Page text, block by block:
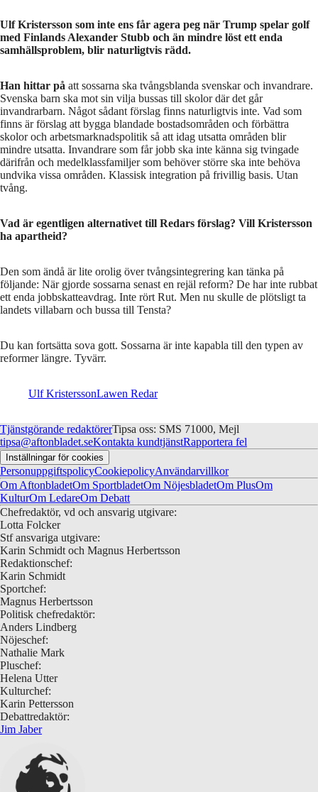
Ulf Kristersson som inte ens får agera peg när Trump spelar golf
med Finlands Alexander Stubb och än mindre löst ett enda
samhällsproblem, blir naturligtvis rädd.
Han hittar på att sossarna ska tvångsblanda svenskar och invandrare.
Svenska barn ska mot sin vilja bussas till skolor där det går
invandrarbarn. Något sådant förslag finns naturligtvis inte. Vad som
finns är förslag att bygga blandade bostadsområden och förbättra
skolor och arbetsmarknadspolitik så att idag utsatta områden blir
mindre utsatta. Invandrare som får jobb ska inte känna sig tvingade
därifrån och medelklassfamiljer som behöver större ska inte behöva
undvika vissa områden. Klassisk integration på frivillig basis. Utan
tvång.
Vad är egentligen alternativet till Redars förslag? Vill Kristersson
ha apartheid?
Den som ändå är lite orolig över tvångsintegrering kan tänka på
följande: När gjorde sossarna senast en rejäl reform? De har inte rubbat
ett enda jobbskatteavdrag. Inte rört Rut. Men nu skulle de plötsligt ta
landets villabarn och bussa till Tensta?
Du kan fortsätta sova gott. Sossarna är inte kapabla till den typen av
reformer längre. Tyvärr.
Ulf KristerssonLawen Redar
Tjänstgörande redaktörerTipsa oss: SMS 71000, Mejl
tipsa@aftonbladet.seKontakta kundtjänstRapportera fel
Inställningar för cookies
PersonuppgiftspolicyCookiepolicyAnvändarvillkor
Om AftonbladetOm SportbladetOm NöjesbladetOm PlusOm
KulturOm LedareOm Debatt
Chefredaktör, vd och ansvarig utgivare:
Lotta Folcker
Stf ansvariga utgivare:
Karin Schmidt och Magnus Herbertsson
Redaktionschef:
Karin Schmidt
Sportchef:
Magnus Herbertsson
Politisk chefredaktör:
Anders Lindberg
Nöjeschef:
Nathalie Mark
Pluschef:
Helena Utter
Kulturchef:
Karin Pettersson
Debattredaktör:
Jim Jaber